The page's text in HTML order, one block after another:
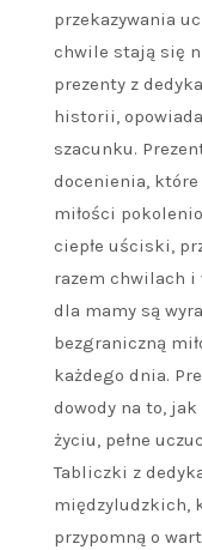
przekazywania
chwile stają się
prezenty z
historii,
szacunku.
docenienia,
miłości
ciepłe uściski,
razem chwilach i
dla mamy są
bezgraniczną
każdego dnia.
dowody na to,
życiu, pełne
Tabliczki z
międzyludzkich,
przypomną o